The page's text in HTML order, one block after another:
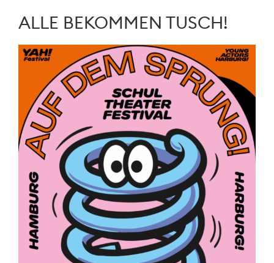
ALLE BEKOMMEN TUSCH!